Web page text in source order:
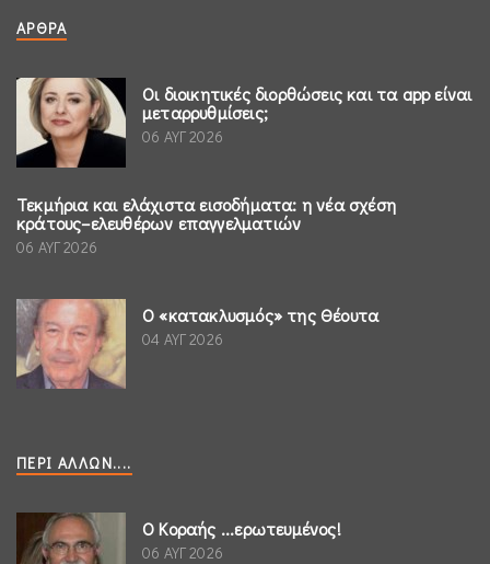
ΆΡΘΡΑ
Οι διοικητικές διορθώσεις και τα app είναι
μεταρρυθμίσεις;
06 ΑΥΓ 2026
Τεκμήρια και ελάχιστα εισοδήματα: η νέα σχέση
κράτους–ελευθέρων επαγγελματιών
06 ΑΥΓ 2026
Ο «κατακλυσμός» της Θέουτα
04 ΑΥΓ 2026
ΠΕΡΊ ΆΛΛΩΝ....
Ο Κοραής ...ερωτευμένος!
06 ΑΥΓ 2026